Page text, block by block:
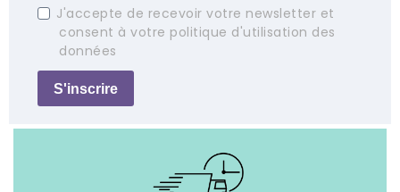
J'accepte de recevoir votre newsletter et
consent à votre politique d'utilisation des
données
S'inscrire